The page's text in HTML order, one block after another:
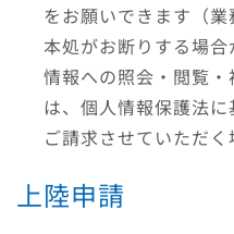
をお願いできます（
本処がお断りする場
情報への照会・閲覧
は、個人情報保護法
ご請求させていただく
上陸申請